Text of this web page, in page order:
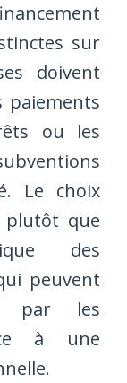
sur
doivent
paiements
ou les
Le choix
plutôt que
des
peuvent
par les
à une